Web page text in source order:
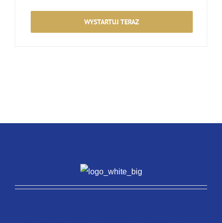
WYSTARTUJ TERAZ